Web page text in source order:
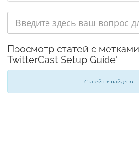
Просмотр статей с
TwitterCast Setup Guide'
Статей не найдено